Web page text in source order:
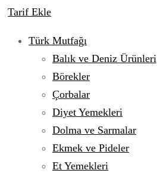
Tarif Ekle
Türk Mutfağı
Balık ve Deniz Ürünleri
Börekler
Çorbalar
Diyet Yemekleri
Dolma ve Sarmalar
Ekmek ve Pideler
Et Yemekleri